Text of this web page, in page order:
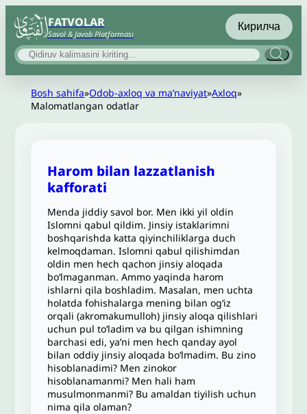
FATVOLAR
Savol & Javob Platformasi
Кирилча
Bosh sahifa»Odob-axloq va maʼnaviyat»Axloq»
Malomatlangan odatlar
Harom bilan lazzatlanish
kafforati
Menda jiddiy savol bor. Men ikki yil oldin
Islomni qabul qildim. Jinsiy istaklarimni
boshqarishda katta qiyinchiliklarga duch
kelmoqdaman. Islomni qabul qilishimdan
oldin men hech qachon jinsiy aloqada
bo‘lmaganman. Ammo yaqinda harom
ishlarni qila boshladim. Masalan, men uchta
holatda fohishalarga mening bilan og‘iz
orqali (akromakumulloh) jinsiy aloqa qilishlari
uchun pul to‘ladim va bu qilgan ishimning
barchasi edi, ya’ni men hech qanday ayol
bilan oddiy jinsiy aloqada bo‘lmadim. Bu zino
hisoblanadimi? Men zinokor
hisoblanamanmi? Men hali ham
musulmonmanmi? Bu amaldan tiyilish uchun
nima qila olaman?